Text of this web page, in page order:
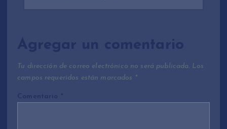
Agregar un comentario
Tu dirección de correo electrónico no será publicada. Los
campos requeridos están marcados *
Comentario *